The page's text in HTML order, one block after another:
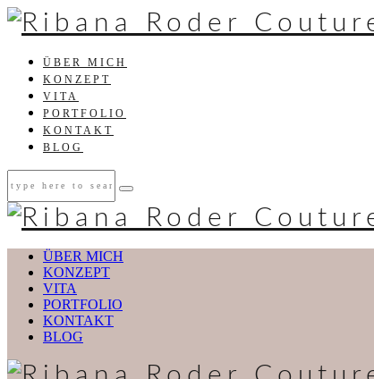
ÜBER MICH
KONZEPT
VITA
PORTFOLIO
KONTAKT
BLOG
ÜBER MICH
KONZEPT
VITA
PORTFOLIO
KONTAKT
BLOG